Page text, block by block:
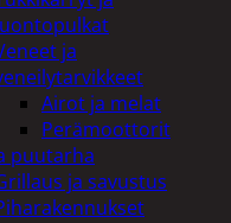
ja
Airot ja melat
Perämoottorit
puutarha
ja savustus